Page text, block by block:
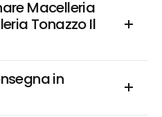
Macelleria
Tonazzo Il
in